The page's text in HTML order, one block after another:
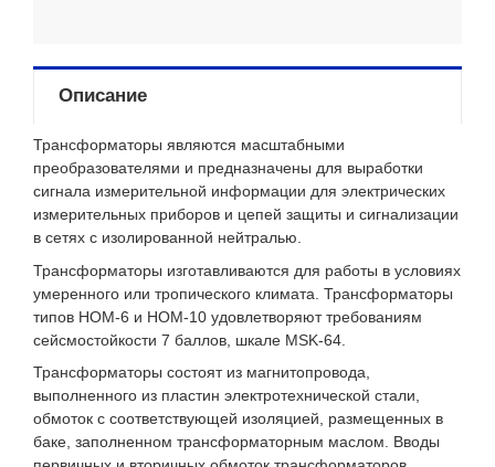
Описание
Трансформаторы являются масштабными
преобразователями и предназначены для выработки
сигнала измерительной информации для электрических
измерительных приборов и цепей защиты и сигнализации
в сетях с изолированной нейтралью.
Трансформаторы изготавливаются для работы в условиях
умеренного или тропического климата. Трансформаторы
типов НОМ-6 и НОМ-10 удовлетворяют требованиям
сейсмостойкости 7 баллов, шкале MSK-64.
Трансформаторы состоят из магнитопровода,
выполненного из пластин электротехнической стали,
обмоток с соответствующей изоляцией, размещенных в
баке, заполненном трансформаторным маслом. Вводы